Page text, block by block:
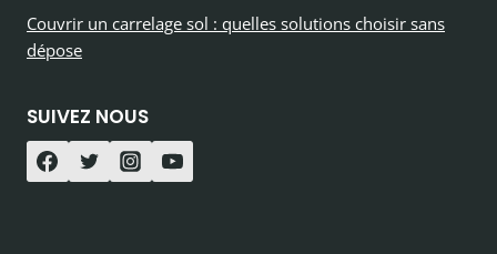
Couvrir un carrelage sol : quelles solutions choisir sans
dépose
SUIVEZ NOUS